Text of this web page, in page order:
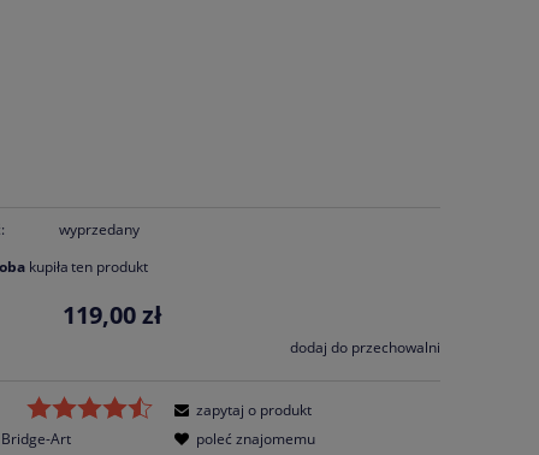
wyprzedany
kupiłaten produkt
119,00 zł
dodaj do przechowalni
Bridge-Art
zapytaj o produkt
poleć znajomemu